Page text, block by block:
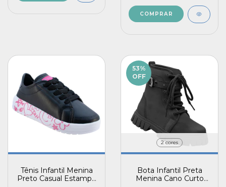
COMPRAR
Tênis Infantil Menina
Preto Casual Estampa
53%
OFF
2 cores
Bota Infantil Preta
Menina Cano Curto